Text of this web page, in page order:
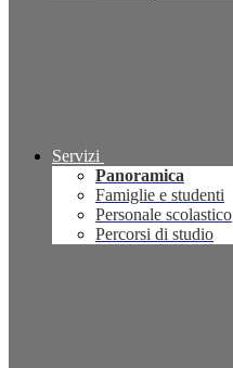
Servizi
Panoramica
Famiglie e studenti
Personale scolastico
Percorsi di studio